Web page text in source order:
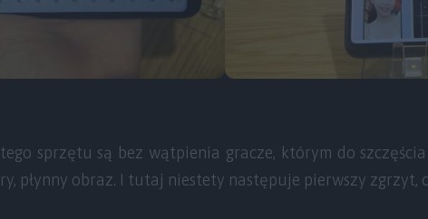
tego sprzętu są bez wątpienia gracze, którym do
płynny obraz. I tutaj niestety następuje pierwszy zgrzyt,